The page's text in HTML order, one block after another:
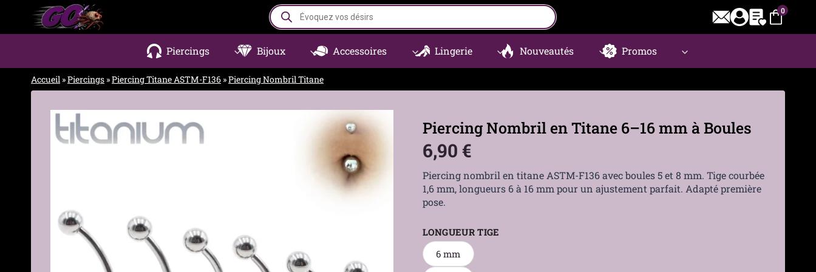
contenu
Recherche
de
produits
0
Piercings Bijoux Accessoires Lingerie Nouveautés Promos
Accueil »Piercings »Piercing Titane ASTM-F136 »Piercing Nombril Titane
Piercing Nombril en Titane 6–16 mm à Boules
6,90 €
Piercing nombril en titane ASTM-F136 avec boules 5 et 8 mm. Tige courbée
1,6 mm, longueurs 6 à 16 mm pour un ajustement parfait. Adapté première
pose.
LONGUEUR TIGE
6 mm